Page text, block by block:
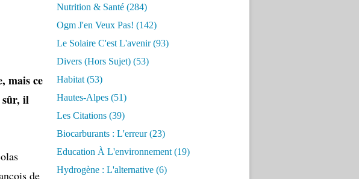
mais ce
sûr, il
de
Nutrition & Santé (284)
Ogm J'en Veux Pas! (142)
Le Solaire C'est L'avenir(93)
Divers (hors Sujet) (53)
Habitat (53)
Hautes-Alpes (51)
Les Citations (39)
Biocarburants : L'erreur(23)
Education À L'environnement (19)
Hydrogène : L'alternative (6)